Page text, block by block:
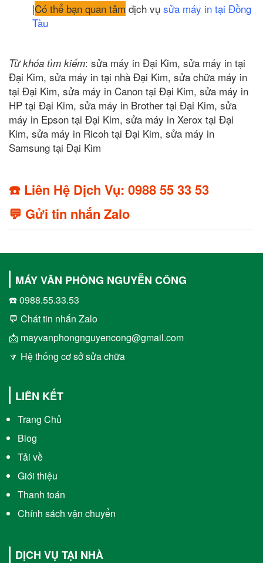
|Có thể bạn quan tâm dịch vụ sửa máy in tại Đồng
Tàu
Từ khóa tìm kiếm: sửa máy in Đại Kim, sửa máy in tại
Đại Kim, sửa máy in tại nhà Đại Kim, sửa chữa máy in
tại Đại Kim, sửa máy in Canon tại Đại Kim, sửa máy in
HP tại Đại Kim, sửa máy in Brother tại Đại Kim, sửa
máy in Epson tại Đại Kim, sửa máy in Xerox tại Đại
Kim, sửa máy in Ricoh tại Đại Kim, sửa máy in
Samsung tại Đại Kim
☎️ Liên Hệ Dịch Vụ: 0988 55 33 53
💬 Gửi tin nhắn Zalo
MÁY VĂN PHÒNG NGUYỄN CÔNG
☎️ 0988.55.33.53
💬 Chát tin nhắn Zalo
📩 mayvanphongnguyencong@gmail.com
🔽 Hệ thống cơ sở sửa chữa
LIÊN KẾT
Trang Chủ
Blog
Tải về
Giới thiệu
Thanh toán
Chính sách vận chuyển
DỊCH VỤ TẠI NHÀ